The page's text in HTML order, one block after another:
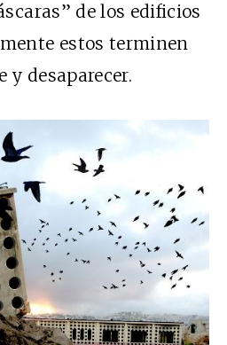
de los edificios
estos terminen
y desaparecer.